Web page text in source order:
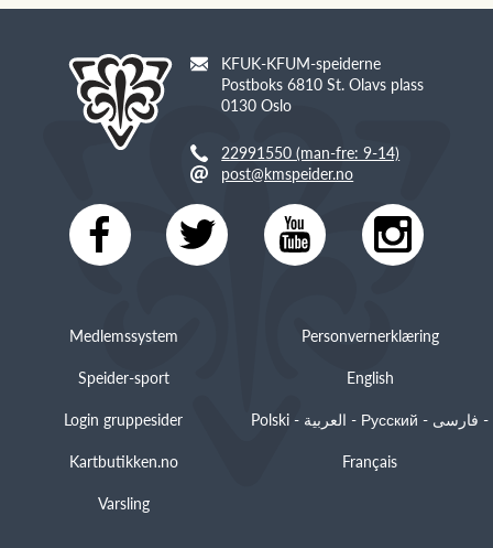
KFUK-KFUM-speiderne
Postboks 6810 St. Olavs plass
0130 Oslo
22991550 (man-fre: 9-14)
post@kmspeider.no
Medlemssystem
Speider-sport
Login gruppesider
Kartbutikken.no
Varsling
Personvernerklæring
English
Polski - العربية - Русский - فارسی -
Français